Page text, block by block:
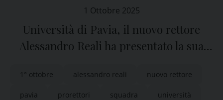
1 Ottobre 2025
Università di Pavia, il nuovo rettore
Alessandro Reali ha presentato la sua
1° ottobre alessandro reali nuovo rettore
pavia prorettori squadra università